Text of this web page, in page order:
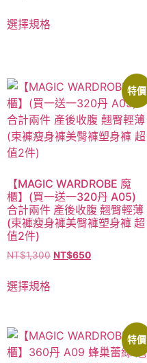
選擇規格
特價
【MAGIC WARDROBE 魔
櫃】(買一送一320丹 A05)
合計兩件 產後收腹 翹臀輕薄
(束褲瘦身褲美臀褲塑身褲 超
值2件)
NT$1,300 NT$650
選擇規格
特價